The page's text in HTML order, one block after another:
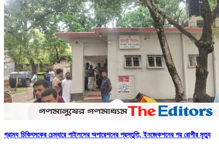
গ্রাম্য চিকিৎসকের চেম্বারে পাইলসের অপারেশনের প্রস্তুতি, ইনজেকশনের পর রোগীর মৃত্যু